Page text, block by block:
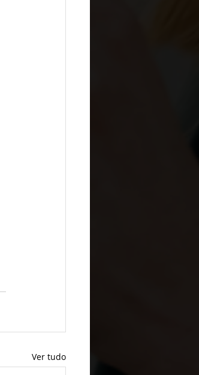
Ver tudo